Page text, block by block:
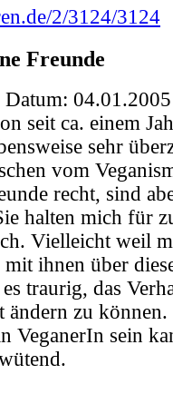
2/3124/3124
Freunde
seit ca. einem
sehr
vom
recht, sind
halten mich für
Vielleicht weil
ihnen über
traurig, das
ändern zu
VeganerIn sein